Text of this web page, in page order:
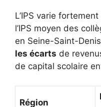
L’IPS varie
l’IPS moyen des
en Seine-Saint-
les écarts de
de capital scolaire
Région